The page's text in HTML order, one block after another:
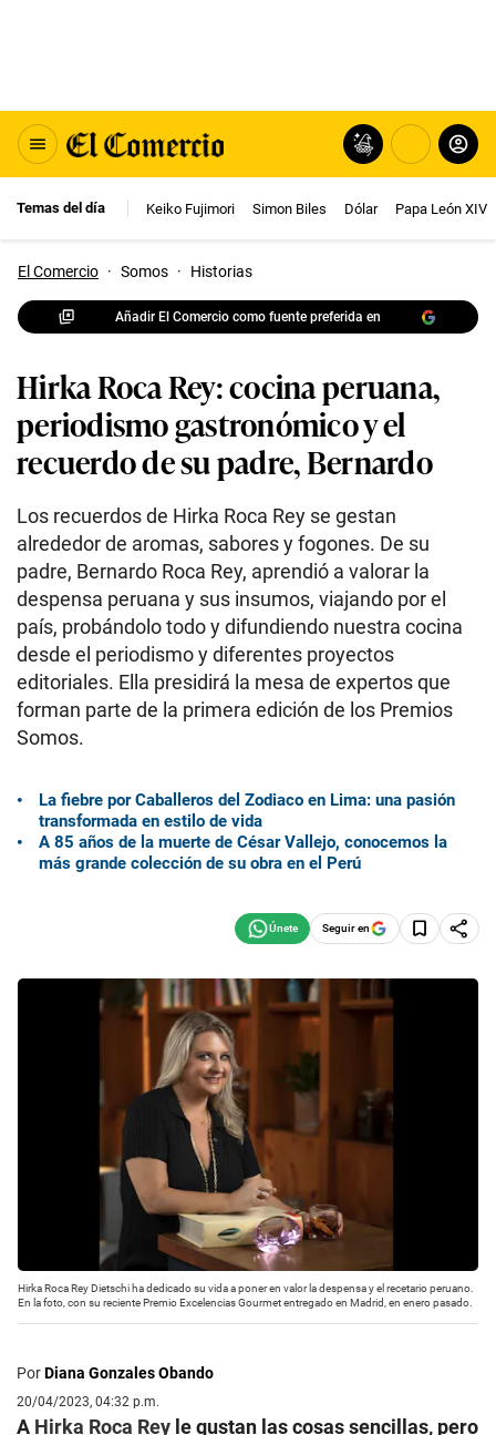
Temas del día Keiko Fujimori Simon Biles Dólar Papa León XIV
El Comercio · Somos · Historias
Añadir El Comercio como fuente preferida en
Hirka Roca Rey: cocina peruana,
periodismo gastronómico y el
recuerdo de su padre, Bernardo
Los recuerdos de Hirka Roca Rey se gestan
alrededor de aromas, sabores y fogones. De su
padre, Bernardo Roca Rey, aprendió a valorar la
despensa peruana y sus insumos, viajando por el
país, probándolo todo y difundiendo nuestra cocina
desde el periodismo y diferentes proyectos
editoriales. Ella presidirá la mesa de expertos que
forman parte de la primera edición de los Premios
Somos.
La fiebre por Caballeros del Zodiaco en Lima: una pasión
transformada en estilo de vida
A 85 años de la muerte de César Vallejo, conocemos la
más grande colección de su obra en el Perú
Seguir en
Hirka Roca Rey Dietschi ha dedicado su vida a poner en valor la despensa y el recetario peruano.
En la foto, con su reciente Premio Excelencias Gourmet entregado en Madrid, en enero pasado.
PorDiana Gonzales Obando
20/04/2023, 04:32 p.m.
A Hirka Roca Rey le gustan las cosas sencillas, pero